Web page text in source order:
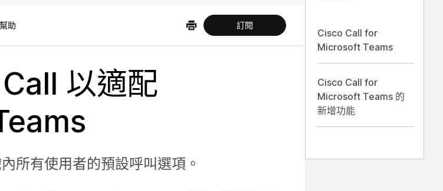
助 訂閱
以適配
所有使用者的預設呼叫選項。
Cisco Call for
Microsoft Teams
Cisco Call for
Microsoft Teams 的
新增功能